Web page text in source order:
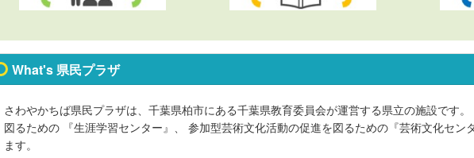
What's 県民プラザ
さわやかちば県民プラザは、千葉県柏市にある千葉県教育委員会が運営する県立の施設です
図るための 『生涯学習センター』、 参加型芸術文化活動の促進を図るための『芸術文化セン
ます。